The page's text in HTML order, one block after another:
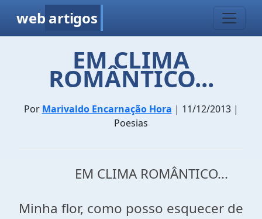
web artigos
EM CLIMA
ROMÂNTICO...
Por Marivaldo Encarnação Hora | 11/12/2013 |
Poesias
EM CLIMA ROMÂNTICO...
Minha flor, como posso esquecer de